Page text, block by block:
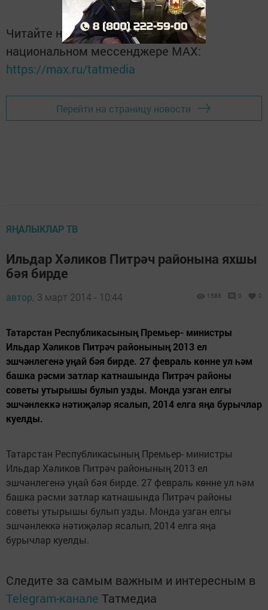
Читайте новости Татарстана в
национальном мессенджере MАХ:
https://max.ru/tatmedia
Перейти на страницу новости
ЯҢАЛЫКЛАР ТВ
Ильдар Хәликов Питрәч районына яхшы
бәя бирде
автор, 3 март 2014 - 10:44 1588 0 0
Татарстан Республикасының Премьер- министры
Ильдар Хәликов Питрәч районының 2013 ел
эшчәнлегенә уңай бәя бирде. 27 февраль көнне ул һәм
башка рәсми затлар катнашында Питрәч районы
советы утырышы булып узды. Монда узган елгы
эшчәнлеккә нәтиҗәләр ясалып, 2014 елга яңа бурычлар
куелды.
Татарстан Республикасының Премьер- министры
Ильдар Хәликов Питрәч районының 2013 ел
эшчәнлегенә уңай бәя бирде. 27 февраль көнне ул һәм
башка рәсми затлар катнашында Питрәч районы
советы утырышы булып узды. Монда узган елгы
эшчәнлеккә нәтиҗәләр ясалып, 2014 елга яңа
бурычлар куелды.
Следите за самым важным и интересным в
Telegram-канале Татмедиа